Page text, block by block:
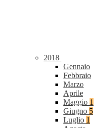
2018
Gennaio
Febbraio
Marzo
Aprile
Maggio 1
Giugno 5
Luglio 1